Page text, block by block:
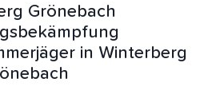
Grönebach
in Winterberg